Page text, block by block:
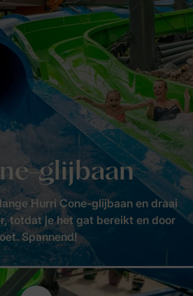
glijbaan
Hurri Cone-glijbaan en draai
totdat je het gat bereikt en door
Spannend!